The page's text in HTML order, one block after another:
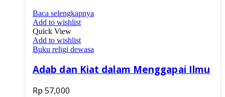
Baca selengkapnya
Add to wishlist
Quick View
Add to wishlist
Buku religi dewasa
Adab dan Kiat dalam Menggapai Ilmu
Rp 57,000